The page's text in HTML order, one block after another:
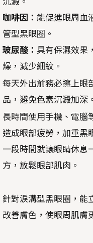
咖啡因： 能促進眼周血
管型黑眼圈。
玻尿酸： 具有保濕效果
燥，減少細紋。
每天外出前務必擦上眼
品，避免色素沉澱加深。
長時間使用手機、電腦
造成眼部疲勞，加重黑
一段時間就讓眼睛休息
方，放鬆眼部肌肉。
針對淚溝型黑眼圈，能
改善膚色，使眼周肌膚